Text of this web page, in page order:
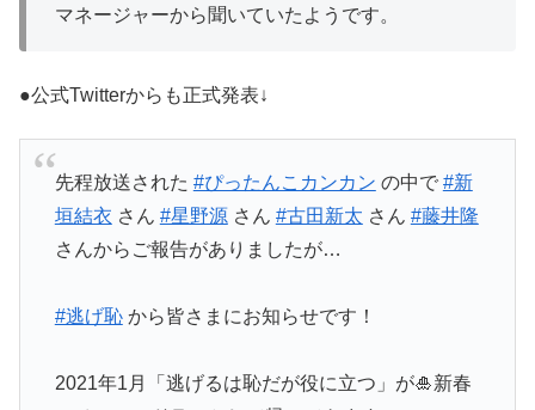
マネージャーから聞いていたようです。
●公式Twitterからも正式発表↓
先程放送された #ぴったんこカンカン の中で #新
垣結衣 さん #星野源さん #古田新太 さん #藤井隆
さんからご報告がありましたが…
#逃げ恥から皆さまにお知らせです！
2021年1月「逃げるは恥だが役に立つ」が🎍新春